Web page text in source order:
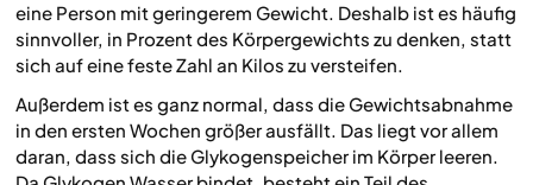
eine Person mit geringerem Gewicht. Deshalb ist es häufig
sinnvoller, in Prozent des Körpergewichts zu denken, statt
sich auf eine feste Zahl an Kilos zu versteifen.
Außerdem ist es ganz normal, dass die Gewichtsabnahme
in den ersten Wochen größer ausfällt. Das liegt vor allem
daran, dass sich die Glykogenspeicher im Körper leeren.